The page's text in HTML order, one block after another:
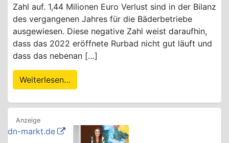
Zahl auf. 1,44 Milionen Euro Verlust sind in der Bilanz
des vergangenen Jahres für die Bäderbetriebe
ausgewiesen. Diese negative Zahl weist daraufhin,
dass das 2022 eröffnete Rurbad nicht gut läuft und
dass das nebenan […]
Weiterlesen…
dn-markt.de